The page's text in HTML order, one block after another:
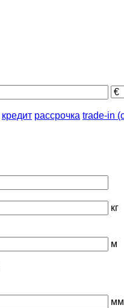
кредит рассрочка trade-in
кг
м
мм